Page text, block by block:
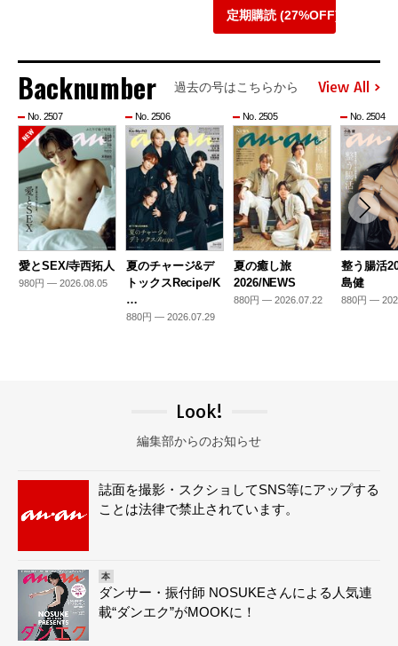
定期購読 (27%OFF)
Backnumber 過去の号はこちらから View All
No. 2507
愛とSEX/寺西拓人
980円 — 2026.08.05
No. 2506
夏のチャージ&デ
トックスRecipe/K
…
880円 — 2026.07.29
No. 2505
夏の癒し旅
2026/NEWS
880円 — 2026.07.22
No. 2504
整う腸活
島健
880円 —
Look!
編集部からのお知らせ
誌面を撮影・スクショしてSNS等にアップする
ことは法律で禁止されています。
本
ダンサー・振付師 NOSUKEさんによる人気連
載“ダンエク”がMOOKに！